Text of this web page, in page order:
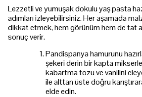
Lezzetli ve yumuşak dokulu yaş pasta
adımları izleyebilirsiniz. Her aşamada
dikkat etmek, hem görünüm hem de tat
sonuç verir.
Pandispanya hamurunu
şekeri derin bir kapta mikserle
kabartma tozu ve vanilini
ile alttan üste doğru
elde edin.